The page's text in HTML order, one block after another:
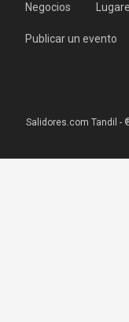
Negocios
Publicar un evento
Salidores.com Tandil -